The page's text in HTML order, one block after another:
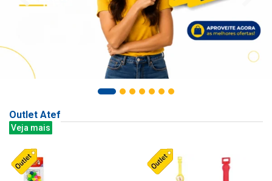
Outlet Atef
Veja mais